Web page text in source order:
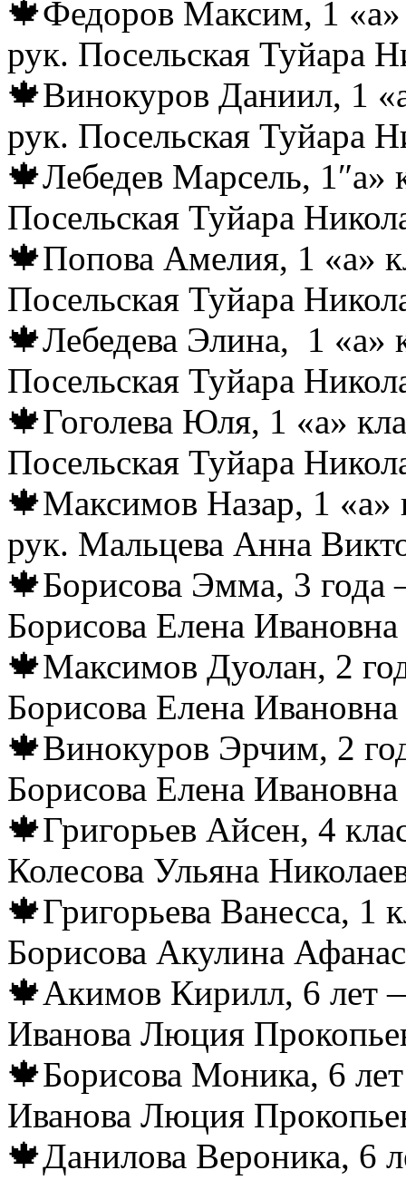
🍁Федоров Максим, 1
рук. Посельская Туйара
🍁Винокуров Даниил, 1
рук. Посельская Туйара
🍁Лебедев Марсель,
Посельская Туйара
🍁Попова Амелия, 1 «а»
Посельская Туйара
🍁Лебедева Элина, 1 «а»
Посельская Туйара
🍁Гоголева Юля, 1 «а»
Посельская Туйара
🍁Максимов Назар, 1
рук. Мальцева Анна
🍁Борисова Эмма, 3
Борисова Елена Ивановна
🍁Максимов Дуолан, 2
Борисова Елена Ивановна
🍁Винокуров Эрчим, 2
Борисова Елена Ивановна
🍁Григорьев Айсен, 4
Колесова Ульяна
🍁Григорьева Ванесса, 1
Борисова Акулина
🍁Акимов Кирилл, 6 лет
Иванова Люция
🍁Борисова Моника, 6
Иванова Люция
🍁Данилова Вероника, 6